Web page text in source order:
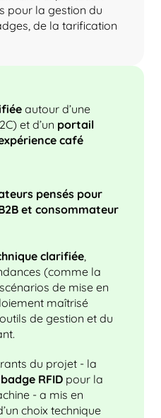
pour la gestion du
de la tarification
et d’un portail
café
pensés pour
et consommateur
clarifiée,
(comme la
de mise en
maîtrisé
de gestion et du
RFID pour la
- a mis en
choix technique